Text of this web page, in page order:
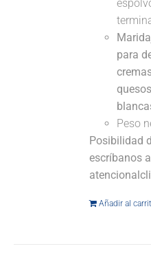
para
Peso
Posibilidad
escríbanos a
Añadir al